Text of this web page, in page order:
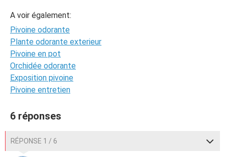
A voir également:
Pivoine odorante
Plante odorante exterieur
Pivoine en pot
Orchidée odorante
Exposition pivoine
Pivoine entretien
6 réponses
RÉPONSE 1 / 6